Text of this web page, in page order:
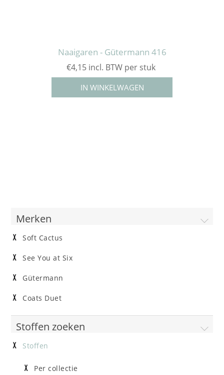
Naaigaren - Gütermann 416
€4,15 incl. BTW per stuk
Merken
Soft Cactus
See You at Six
Gütermann
Coats Duet
Stoffen zoeken
Stoffen
Per collectie